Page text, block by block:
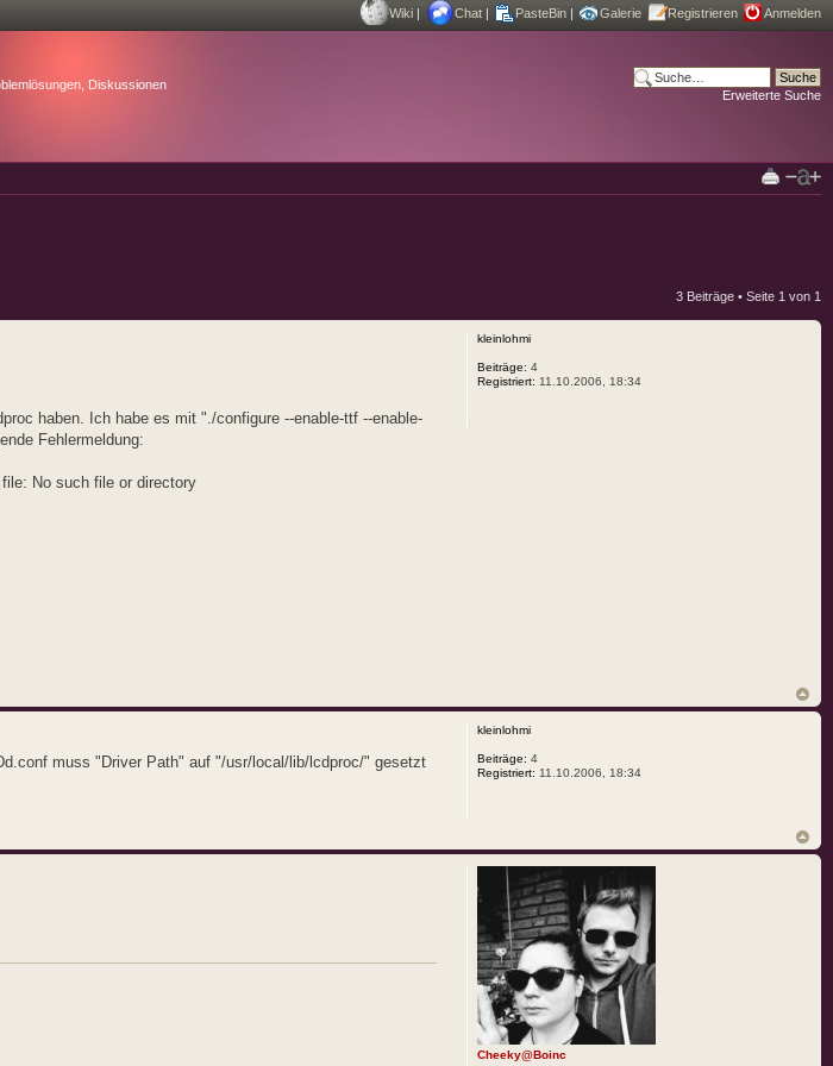
Wiki | Chat | PasteBin | Galerie Registrieren Anmelden
Diskussionen
Erweiterte Suche
3 Beiträge • Seite 1 von 1
haben. Ich habe es mit "./configure --enable-ttf --enable-
Fehlermeldung:
No such file or directory
kleinlohmi
Beiträge: 4
Registriert: 11.10.2006, 18:34
muss "Driver Path" auf "/usr/local/lib/lcdproc/" gesetzt
kleinlohmi
Beiträge: 4
Registriert: 11.10.2006, 18:34
Cheeky@Boinc